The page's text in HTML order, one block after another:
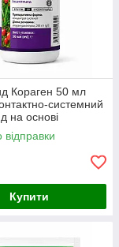
Кораген 50 мл
системний
на основі
проти
шкідників
відправки
Купити